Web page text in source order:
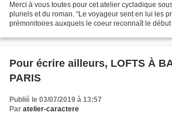
Merci à vous toutes pour cet atelier cycladique
pluriels et du roman. “Le voyageur sent en lui les
prémonitoires auxquels le coeur reconnaît le
Pour écrire ailleurs, LOFTS À
PARIS
Publié le 03/07/2019 à 13:57
Par atelier-caractere